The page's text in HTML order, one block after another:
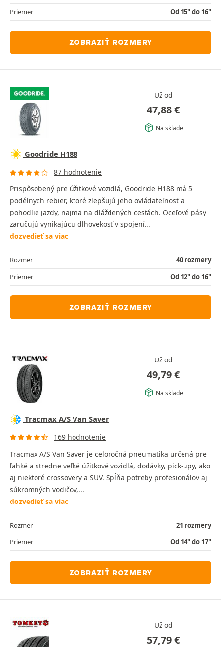
Priemer
Od 15" do 16"
ZOBRAZIŤ ROZMERY
Už od
47,88€
Na sklade
Goodride H188
87 hodnotenie
Prispôsobený pre úžitkové vozidlá, Goodride H188 má 5
podélnych rebier, ktoré zlepšujú jeho ovládateľnosť a
pohodlie jazdy, najmä na dláždených cestách. Oceľové pásy
zaručujú vynikajúcu dlhovekosť v spojení...
dozvedieť sa viac
Rozmer
40 rozmery
Priemer
Od 12" do 16"
ZOBRAZIŤ ROZMERY
Už od
49,79€
Na sklade
Tracmax A/S Van Saver
169 hodnotenie
Tracmax A/S Van Saver je celoročná pneumatika určená pre
ľahké a stredne veľké úžitkové vozidlá, dodávky, pick-upy, ako
aj niektoré crossovery a SUV. Spĺňa potreby profesionálov aj
súkromných vodičov,...
dozvedieť sa viac
Rozmer
21 rozmery
Priemer
Od 14" do 17"
ZOBRAZIŤ ROZMERY
Už od
57,79€